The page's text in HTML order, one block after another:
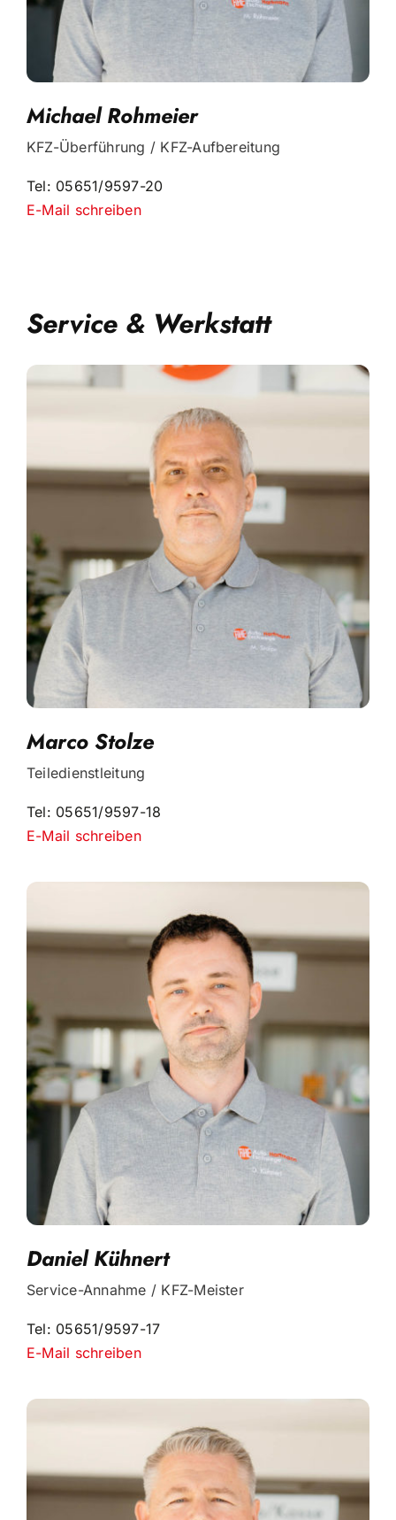
Michael Rohmeier
KFZ-Überführung / KFZ-Aufbereitung
Tel: 05651/9597-20
E-Mail schreiben
Service & Werkstatt
Marco Stolze
Teiledienstleitung
Tel: 05651/9597-18
E-Mail schreiben
Daniel Kühnert
Service-Annahme / KFZ-Meister
Tel: 05651/9597-17
E-Mail schreiben